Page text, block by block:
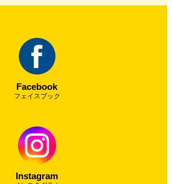
Facebook
フェイスブック
Instagram